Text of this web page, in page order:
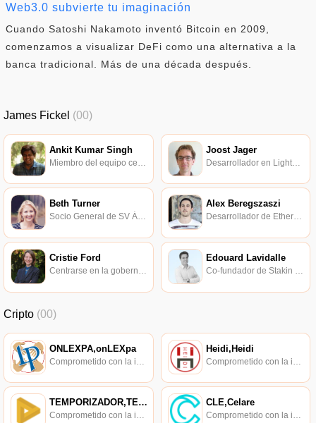
Web3.0 subvierte tu imaginación
Cuando Satoshi Nakamoto inventó Bitcoin en 2009,
comenzamos a visualizar DeFi como una alternativa a la
banca tradicional. Más de una década después.
James Fickel (00)
Ankit Kumar Singh Joost Jager
Beth Turner
Socio General de SV Ángel.
Alex Beregszaszi
Desarrollador de Ethereum.
Cristie Ford
Centrarse en la gobernanza regulatoria, que cubre la regulación financiera y de valores en América del Norte.
Edouard Lavidalle
Co-fundador de Stakin y Trakx.
Cripto (00)
ONLEXPA,onLEXpa Heidi,Heidi
TEMPORIZADOR,TEMPORIZADOR
Comprometido con la investigación de políticas en los campos de las nuevas finanzas, las finanzas internacionales y los mercados financieros.
CLE,Celare
Comprometido con la investigación de políticas en los campos de las nuevas finanzas, las finanzas internacionales y los mercados financieros.